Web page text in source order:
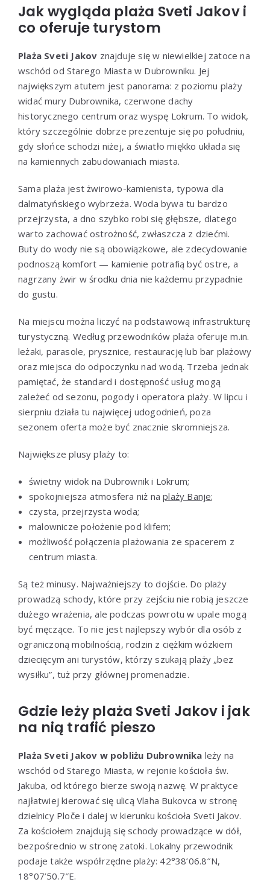
Jak wygląda plaża Sveti Jakov i
co oferuje turystom
Plaża Sveti Jakov znajduje się w niewielkiej zatoce na
wschód od Starego Miasta w Dubrowniku. Jej
największym atutem jest panorama: z poziomu plaży
widać mury Dubrownika, czerwone dachy
historycznego centrum oraz wyspę Lokrum. To widok,
który szczególnie dobrze prezentuje się po południu,
gdy słońce schodzi niżej, a światło miękko układa się
na kamiennych zabudowaniach miasta.
Sama plaża jest żwirowo-kamienista, typowa dla
dalmatyńskiego wybrzeża. Woda bywa tu bardzo
przejrzysta, a dno szybko robi się głębsze, dlatego
warto zachować ostrożność, zwłaszcza z dziećmi.
Buty do wody nie są obowiązkowe, ale zdecydowanie
podnoszą komfort — kamienie potrafią być ostre, a
nagrzany żwir w środku dnia nie każdemu przypadnie
do gustu.
Na miejscu można liczyć na podstawową infrastrukturę
turystyczną. Według przewodników plaża oferuje m.in.
leżaki, parasole, prysznice, restaurację lub bar plażowy
oraz miejsca do odpoczynku nad wodą. Trzeba jednak
pamiętać, że standard i dostępność usług mogą
zależeć od sezonu, pogody i operatora plaży. W lipcu i
sierpniu działa tu najwięcej udogodnień, poza
sezonem oferta może być znacznie skromniejsza.
Największe plusy plaży to:
świetny widok na Dubrownik i Lokrum;
spokojniejsza atmosfera niż naplaży Banje;
czysta, przejrzysta woda;
malownicze położenie pod klifem;
możliwość połączenia plażowania ze spacerem z
centrum miasta.
Są też minusy. Najważniejszy to dojście. Do plaży
prowadzą schody, które przy zejściu nie robią jeszcze
dużego wrażenia, ale podczas powrotu w upale mogą
być męczące. To nie jest najlepszy wybór dla osób z
ograniczoną mobilnością, rodzin z ciężkim wózkiem
dziecięcym ani turystów, którzy szukają plaży „bez
wysiłku”, tuż przy głównej promenadzie.
Gdzie leży plaża Sveti Jakov i jak
na nią trafić pieszo
Plaża Sveti Jakov w pobliżu Dubrownika leży na
wschód od Starego Miasta, w rejonie kościoła św.
Jakuba, od którego bierze swoją nazwę. W praktyce
najłatwiej kierować się ulicą Vlaha Bukovca w stronę
dzielnicy Ploče i dalej w kierunku kościoła Sveti Jakov.
Za kościołem znajdują się schody prowadzące w dół,
bezpośrednio w stronę zatoki. Lokalny przewodnik
podaje także współrzędne plaży: 42°38’06.8″N,
18°07’50.7″E.